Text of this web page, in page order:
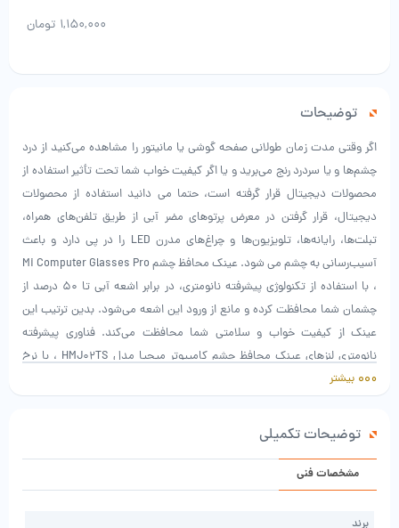
۱,۱۵۰,۰۰۰ تومان
توضیحات
اگر وقتی مدت زمان طولانی صفحه گوشی یا مانیتور را مشاهده می‌کنید از درد
چشم‌ها و یا سردرد رنج می‌برید و یا اگر کیفیت خواب شما تحت تأثیر استفاده از
محصولات دیجیتال قرار گرفته است، حتما می دانید استفاده از محصولات
دیجیتال، قرار گرفتن در معرض پرتوهای مضر آبی از طریق تلفن‌های همراه،
تبلت‌ها، رایانه‌ها، تلویزیون‌ها و چراغ‌های مدرن LED را در پی دارد و باعث
آسیب‌رسانی به چشم می شود. عینک محافظ چشم Mi Computer Glasses Pro
، با استفاده از تکنولوژی پیشرفته نانومتری، در برابر اشعه آبی تا 50 درصد از
چشمان شما محافظت کرده و مانع از ورود این اشعه می‌شود. بدین ترتیب این
عینک از کیفیت خواب و سلامتی شما محافظت می‌کند. فناوری پیشرفته
نانومتری لنزهای عینک محافظ چشم کامپیوتر میجیا مدل HMJ02TS ، با نرخ
بهبود وضوح رنگ موثر است. طراحی ساده و وزن سبک عینک محافظ چشم
فشار اضافی روی گوش و بینی شما وجود قرار نگیرد. پد بینی عینک از جنس
Silicone بوده و برای اشکال مختلف صورت مناسب است. جنس فریم عینک
بیشتر
توضیحات تکمیلی
مشخصات فنی
برند